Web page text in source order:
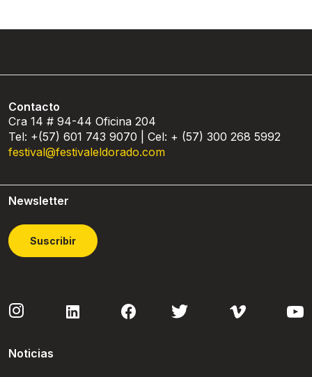
Contacto
Cra 14 # 94-44 Oficina 204
Tel: +(57) 601 743 9070 | Cel: + (57) 300 268 5992
festival@festivaleldorado.com
Newsletter
Suscribir
Noticias